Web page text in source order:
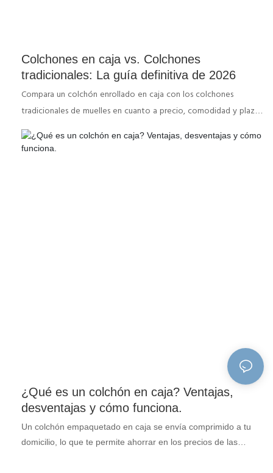
Colchones en caja vs. Colchones
tradicionales: La guía definitiva de 2026
Compara un colchón enrollado en caja con los colchones
tradicionales de muelles en cuanto a precio, comodidad y plazos
de entrega, y luego elige el que mejor se adapte a tu espacio y
a tu forma de dormir.
¿Qué es un colchón en caja? Ventajas,
desventajas y cómo funciona.
Un colchón empaquetado en caja se envía comprimido a tu
domicilio, lo que te permite ahorrar en los precios de las